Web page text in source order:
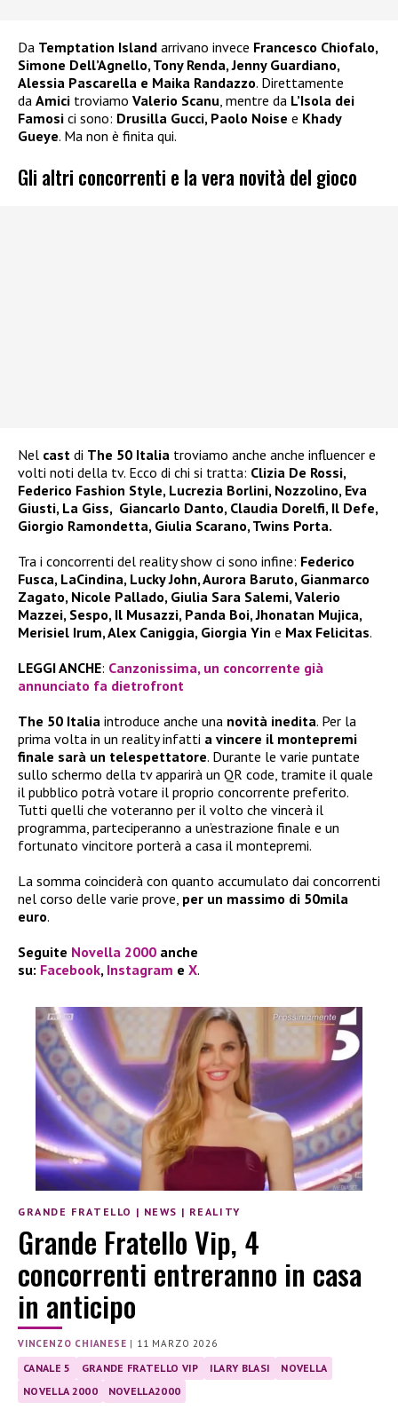
Da Temptation Island arrivano invece Francesco Chiofalo,
Simone Dell’Agnello, Tony Renda, Jenny Guardiano,
Alessia Pascarella e Maika Randazzo. Direttamente
da Amici troviamo Valerio Scanu, mentre da L’Isola dei
Famosi ci sono: Drusilla Gucci, Paolo Noise e Khady
Gueye. Ma non è finita qui.
Gli altri concorrenti e la vera novità del gioco
Nel cast di The 50 Italia troviamo anche anche influencer e
volti noti della tv. Ecco di chi si tratta: Clizia De Rossi,
Federico Fashion Style, Lucrezia Borlini, Nozzolino, Eva
Giusti, La Giss, Giancarlo Danto, Claudia Dorelfi, Il Defe,
Giorgio Ramondetta, Giulia Scarano, Twins Porta.
Tra i concorrenti del reality show ci sono infine: Federico
Fusca, LaCindina, Lucky John, Aurora Baruto, Gianmarco
Zagato, Nicole Pallado, Giulia Sara Salemi, Valerio
Mazzei, Sespo, Il Musazzi, Panda Boi, Jhonatan Mujica,
Merisiel Irum, Alex Caniggia, Giorgia Yin e Max Felicitas.
LEGGI ANCHE: Canzonissima, un concorrente già
annunciato fa dietrofront
The 50 Italia introduce anche una novità inedita. Per la
prima volta in un reality infatti a vincere il montepremi
finale sarà un telespettatore. Durante le varie puntate
sullo schermo della tv apparirà un QR code, tramite il quale
il pubblico potrà votare il proprio concorrente preferito.
Tutti quelli che voteranno per il volto che vincerà il
programma, parteciperanno a un’estrazione finale e un
fortunato vincitore porterà a casa il montepremi.
La somma coinciderà con quanto accumulato dai concorrenti
nel corso delle varie prove, per un massimo di 50mila
euro.
Seguite Novella 2000 anche
su: Facebook, Instagram e X.
GRANDE FRATELLO | NEWS | REALITY
Grande Fratello Vip, 4
concorrenti entreranno in casa
in anticipo
VINCENZO CHIANESE | 11 MARZO 2026
CANALE 5 GRANDE FRATELLO VIP ILARY BLASI
NOVELLA
NOVELLA 2000
NOVELLA2000